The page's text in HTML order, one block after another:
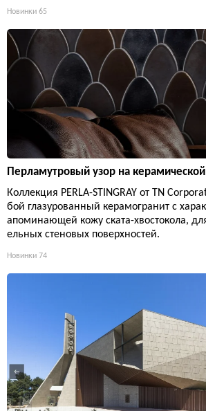
Новинки 65
Перламутровый узор на
Коллекция PERLA-STINGRAY от TN
бой глазурованный керамогранит с
апоминающей кожу ската-хвостокола,
ельных стеновых поверхностей.
Новинки 74